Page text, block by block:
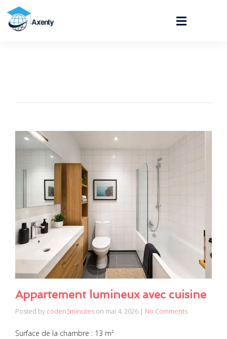
Appartement lumineux avec cuisine
Posted by coden5minutes on mai 4, 2026 | No Comments
Surface de la chambre : 13 m²